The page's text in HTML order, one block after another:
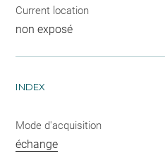
Current location
non exposé
INDEX
Mode d'acquisition
échange